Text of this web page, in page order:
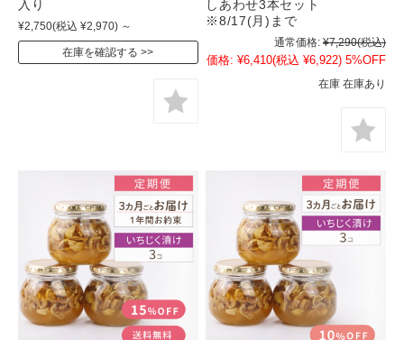
入り
¥2,750(税込 ¥2,970) ～
在庫を確認する
しあわせ3本セット
※8/17(月)まで
通常価格: ¥7,290(税込)
価格: ¥6,410(税込 ¥6,922) 5%OFF
在庫 在庫あり